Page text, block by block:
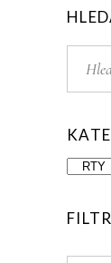
for: